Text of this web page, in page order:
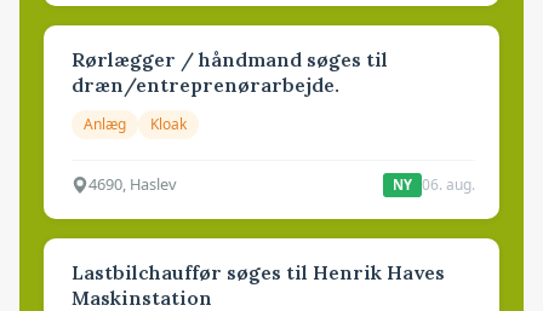
Rørlægger / håndmand søges til
dræn/entreprenørarbejde.
Anlæg Kloak
4690, Haslev NY 06. aug.
Lastbilchauffør søges til Henrik Haves
Maskinstation